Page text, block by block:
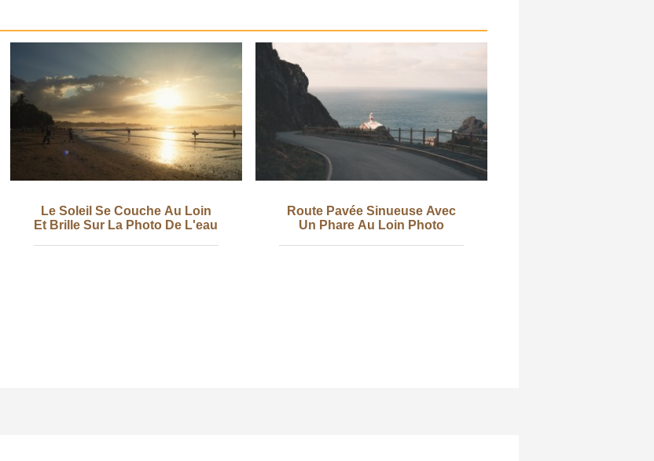
Le Soleil Se Couche Au Loin
Et Brille Sur La Photo De L'eau
Route Pavée Sinueuse Avec
Un Phare Au Loin Photo